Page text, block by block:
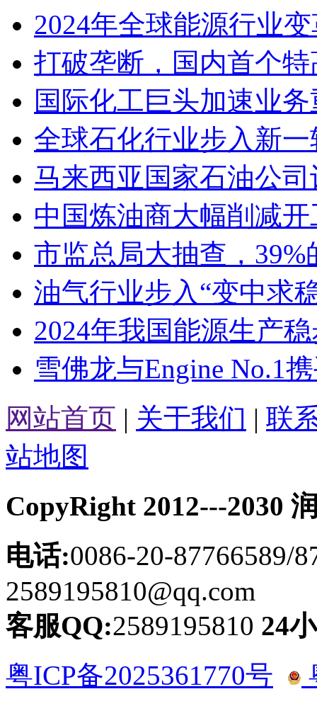
2024年全球能源行业
打破垄断，国内首个
国际化工巨头加速业
全球石化行业步入新
马来西亚国家石油公
中国炼油商大幅削减
市监总局大抽查，
油气行业步入“变中求
2024年我国能源生产
雪佛龙与Engine No.1
网站首页 | 关于我们 | 联
站地图
CopyRight 2012---2030
电话:0086-20-87766589/
2589195810@qq.com
客服QQ:2589195810 24
粤ICP备2025361770号